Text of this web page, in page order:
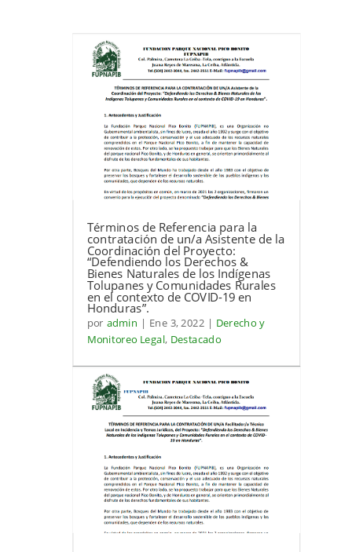
Términos de Referencia para la
contratación de un/a Asistente de la
Coordinación del Proyecto:
“Defendiendo los Derechos &
Bienes Naturales de los Indígenas
Tolupanes y Comunidades Rurales
en el contexto de COVID-19 en
Honduras”.
por admin | Ene 3, 2022| Derecho y
Monitoreo Legal, Destacado